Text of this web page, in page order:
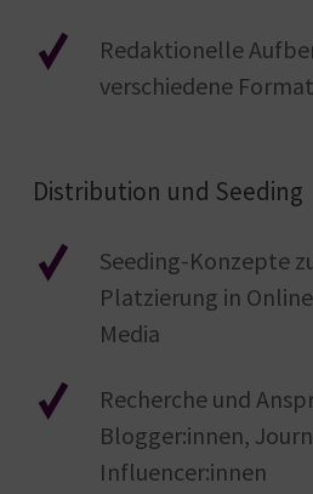
Redaktionelle
verschiedene
Distribution und Seeding
Seeding-Konzepte
Platzierung in
Media
Recherche und
Blogger:innen,
Influencer:innen